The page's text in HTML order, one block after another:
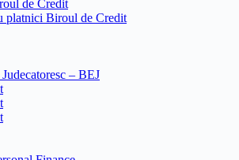
de Credit
platnici Biroul de Credit
– BEJ